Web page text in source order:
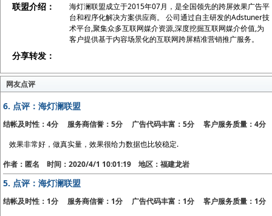
联盟介绍：
海灯澜联盟成立于2015年07月，是全国领先的跨屏效果广告平
台和程序化解决方案供应商。 公司通过自主研发的Adstuner技
术平台,聚集众多互联网媒介资源,深度挖掘互联网媒介价值,为
客户提供基于内容场景化的互联网跨屏精准营销推广服务。
分享转发：
网友点评
6. 点评：海灯澜联盟
结帐及时性：4分 服务商信誉：5分 广告代码丰富：5分 客户服务质量：4分
效果非常好，做真实量，效果很给力数据也比较稳定.
作者：匿名 时间：2020/4/1 10:01:19 地区：福建龙岩
5. 点评：海灯澜联盟
结帐及时性：1分 服务商信誉：1分 广告代码丰富：1分 客户服务质量：1分